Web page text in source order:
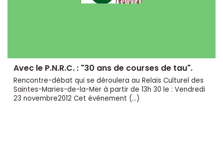
Avec le P.N.R.C. : "30 ans de courses de tau".
Rencontre-débat qui se déroulera au Relais Culturel des
Saintes-Maries-de-la-Mer à partir de 13h 30 le : Vendredi
23 novembre2012 Cet événement (…)